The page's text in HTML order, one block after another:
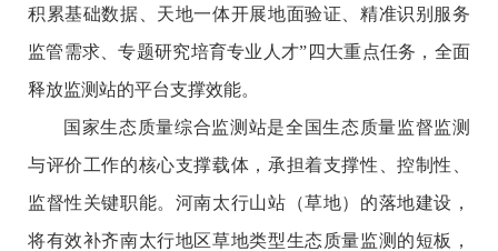
积累基础数据、天地一体开展地面验证、精准识别服务
监管需求、专题研究培育专业人才”四大重点任务，全面
释放监测站的平台支撑效能。
国家生态质量综合监测站是全国生态质量监督监测
与评价工作的核心支撑载体，承担着支撑性、控制性、
监督性关键职能。河南太行山站（草地）的落地建设，
将有效补齐南太行地区草地类型生态质量监测的短板，